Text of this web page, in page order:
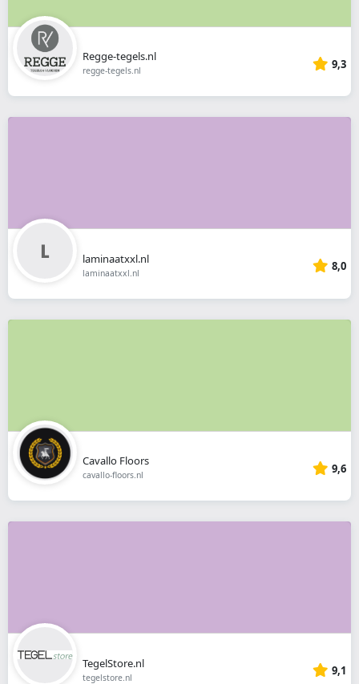
Regge-tegels.nl
regge-tegels.nl 9,3
laminaatxxl.nl
laminaatxxl.nl 8,0
Cavallo Floors
cavallo-floors.nl 9,6
TegelStore.nl
tegelstore.nl 9,1